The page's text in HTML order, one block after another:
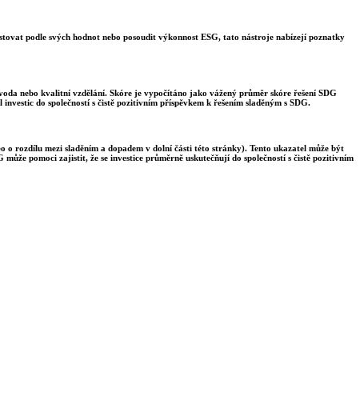
podle svých hodnot nebo posoudit výkonnost ESG, tato nástroje nabízejí poznatky
nebo kvalitní vzdělání. Skóre je vypočítáno jako vážený průměr skóre řešení SDG
do společností s čistě pozitivním příspěvkem k řešením sladěným s SDG.
o rozdílu mezi sladěním a dopadem v dolní části této stránky). Tento ukazatel může být
pomoci zajistit, že se investice průměrně uskutečňují do společností s čistě pozitivním